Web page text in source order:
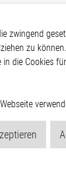
ICs
zwingend
zu
die Cookies